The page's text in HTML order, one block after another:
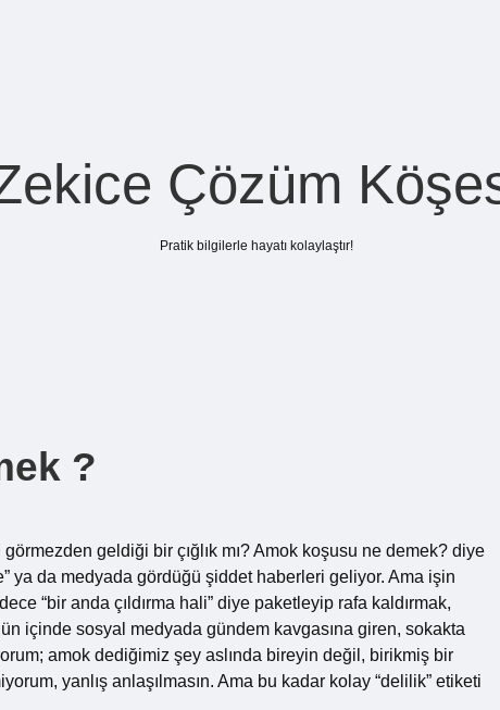
Çözüm
Pratik bilgilerle hayatı kolaylaştır!
?
geldiği bir çığlık mı? Amok koşusu ne demek? diye
ya da medyada gördüğü şiddet haberleri geliyor. Ama işin
“bir anda çıldırma hali” diye paketleyip rafa kaldırmak,
içinde sosyal medyada gündem kavgasına giren, sokakta
amok dediğimiz şey aslında bireyin değil, birikmiş bir
yanlış anlaşılmasın. Ama bu kadar kolay “delilik” etiketi